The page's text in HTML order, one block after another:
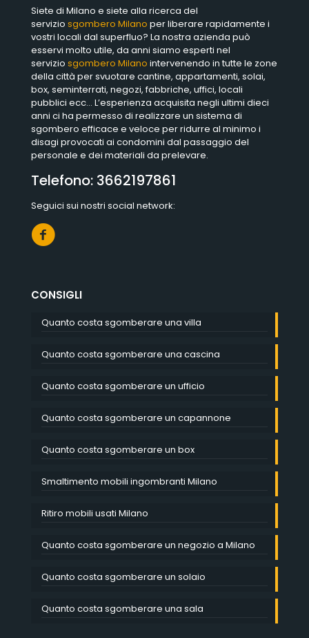
Siete di Milano e siete alla ricerca del
servizio sgombero Milano per liberare rapidamente i
vostri locali dal superfluo? La nostra azienda può
esservi molto utile, da anni siamo esperti nel
servizio sgombero Milano intervenendo in tutte le zone
della città per svuotare cantine, appartamenti, solai,
box, seminterrati, negozi, fabbriche, uffici, locali
pubblici ecc… L’esperienza acquisita negli ultimi dieci
anni ci ha permesso di realizzare un sistema di
sgombero efficace e veloce per ridurre al minimo i
disagi provocati ai condomini dal passaggio del
personale e dei materiali da prelevare.
Telefono: 3662197861
Seguici sui nostri social network:
CONSIGLI
Quanto costa sgomberare una villa
Quanto costa sgomberare una cascina
Quanto costa sgomberare un ufficio
Quanto costa sgomberare un capannone
Quanto costa sgomberare un box
Smaltimento mobili ingombranti Milano
Ritiro mobili usati Milano
Quanto costa sgomberare un negozio a Milano
Quanto costa sgomberare un solaio
Quanto costa sgomberare una sala